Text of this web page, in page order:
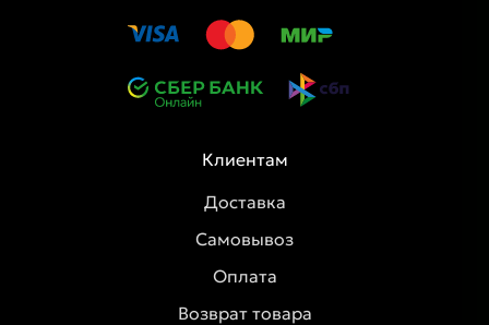
Клиентам
Доставка
Самовывоз
Оплата
Возврат товара